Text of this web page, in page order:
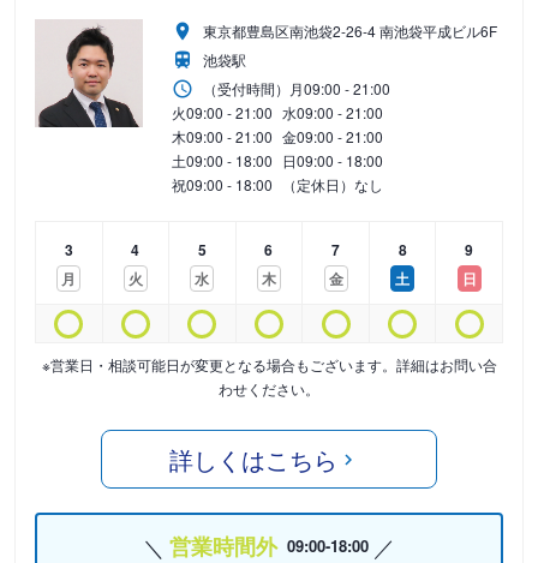
東京都豊島区南池袋2-26-4 南池袋平成ビル6F
池袋駅
（受付時間） 月09:00 - 21:00
火09:00 - 21:00 水09:00 - 21:00
木09:00 - 21:00 金09:00 - 21:00
土09:00 - 18:00 日09:00 - 18:00
祝09:00 - 18:00 （定休日）なし
3
月
4
火
5
水
6
木
7
金
8
土
9
日
※営業日・相談可能日が変更となる場合もございます。詳細はお問い合
わせください。
詳しくはこちら
営業時間外 09:00-18:00